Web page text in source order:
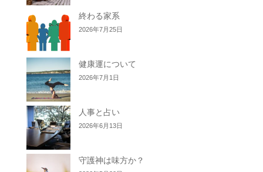
終わる家系
2026年7月25日
健康運について
2026年7月1日
人事と占い
2026年6月13日
守護神は味方か？